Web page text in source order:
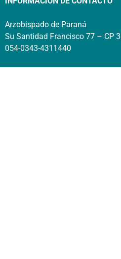
Arzobispado de Paraná
Su Santidad Francisco 77 – CP
054-0343-4311440